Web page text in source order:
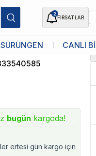
2
FIRSATLAR
SÜRÜNGEN CANLI
bugün kargoda!
ertesi gün kargo için